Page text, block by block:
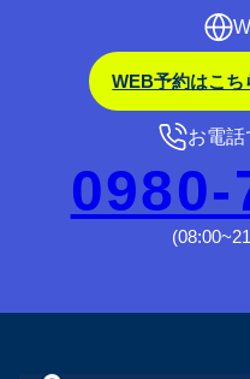
WEB予約はこち
お電
0980-